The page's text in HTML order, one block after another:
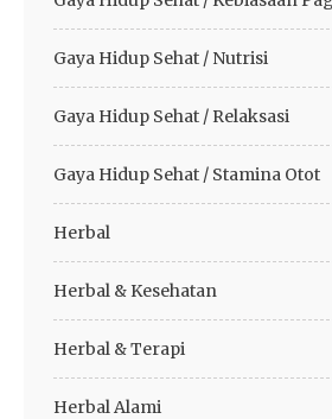
Gaya Hidup Sehat / Nutrisi
Gaya Hidup Sehat / Relaksasi
Gaya Hidup Sehat / Stamina Otot
Herbal
Herbal & Kesehatan
Herbal & Terapi
Herbal Alami